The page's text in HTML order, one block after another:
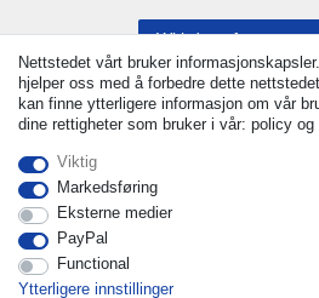
Nettstedet vårt bruker
hjelper oss med å forbedre dette
kan finne ytterligere informasjon om vår
dine rettigheter som bruker i vår: policy og
Viktig
Markedsføring
Eksterne medier
PayPal
Functional
Ytterligere innstillinger
Withdraw from
Ta kontakt med